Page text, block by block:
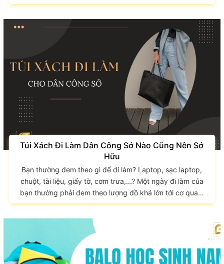
âu, giờ đây nam giới đã có khoác dạ, áo gile, có quần
một chiếc cặp vuông, giờ đây nam giới đã có túi đeo chéo
công sở, thanh lịch và sang...
Túi Xách Đi Làm Dân Công Sở Nào Cũng Nên Sở
Hữu
Bạn thường đem theo gì để đi làm? Laptop, sạc laptop,
chuột, tài liệu, giấy tờ, cơm trưa,...? Một ngày đi làm của
bạn thường phải đem theo lượng đồ khá lớn tới cơ quan.
Và mỗi cái lại được đựng trong một chiếc túi riêng, rất
cho bạn, hãy cùng GIAO LONG tham khảo những mẫu túi
xách đi làm thịnh hành nhất hiện nay nhé. Những ưu điểm
của túi xách đi làm...